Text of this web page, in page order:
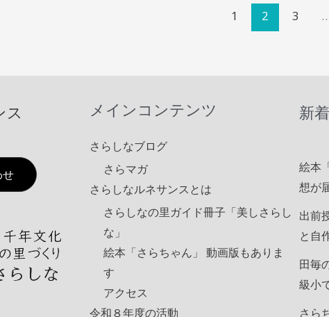
1 2 3
ス
せ
メインコンテンツ
さらしなブログ
さらマガ
さらしなルネサンスとは
さらしなの里ガイド冊子「美しさらし
な」
絵本「さらちゃん」 動画版もありま
す
アクセス
令和８年度の活動
新
絵本
想が
出前
と自
田毎
級小
さら